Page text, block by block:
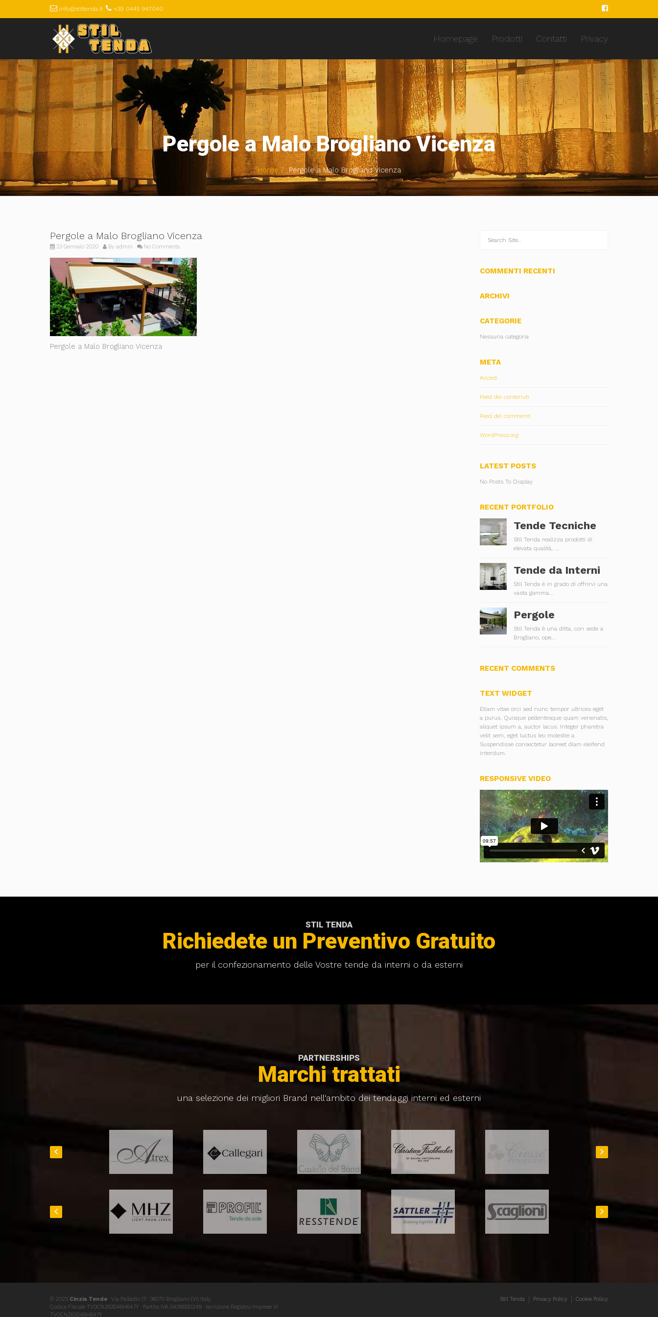
info@stiltenda.it +39 0445 947040
Homepage Prodotti Contatti Privacy
Pergole a Malo Brogliano Vicenza
Home Pergole a Malo Brogliano Vicenza
Pergole a Malo Brogliano Vicenza
23 Gennaio 2020 By admin No Comments
Pergole a Malo Brogliano Vicenza
COMMENTI RECENTI
ARCHIVI
CATEGORIE
Nessuna categoria
META
Accedi
Feed dei contenuti
Feed dei commenti
WordPress.org
LATEST POSTS
No Posts To Display
RECENT PORTFOLIO
Tende Tecniche
Stil Tenda realizza prodotti di
elevata qualità, ...
Tende da Interni
Stil Tenda è in grado di offrirvi una
vasta gamma...
Pergole
Stil Tenda è una ditta, con sede a
Brogliano, ope...
RECENT COMMENTS
TEXT WIDGET
Etiam vitae orci sed nunc tempor ultrices eget
a purus. Quisque pellentesque quam venenatis,
aliquet ipsum a, auctor lacus. Integer pharetra
velit sem, eget luctus leo molestie a.
Suspendisse consectetur laoreet diam eleifend
interdum.
RESPONSIVE VIDEO
STIL TENDA
Richiedete un Preventivo Gratuito
per il confezionamento delle Vostre tende da interni o da esterni
PARTNERSHIPS
Marchi trattati
una selezione dei migliori Brand nell'ambito dei tendaggi interni ed esterni
© 2025 Cinzia Tende · Via Palladio 17 · 36070 Brogliano (VI) Italy
Codice Fiscale TVOCNZ63D46H647Y · Partita IVA 04316930249 · Iscrizione Registro Imprese VI
TVOCNZ63D46H647Y
Stil Tenda Privacy Policy Cookie Policy